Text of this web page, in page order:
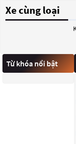
Xe cùng loại
Từ khóa nổi bật